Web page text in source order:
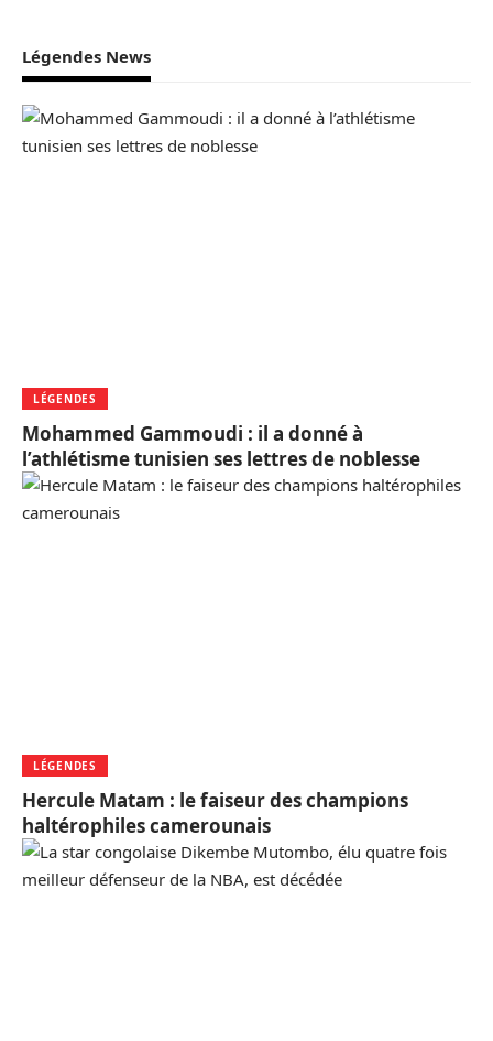
Légendes News
LÉGENDES
Mohammed Gammoudi : il a donné à
l’athlétisme tunisien ses lettres de noblesse
LÉGENDES
Hercule Matam : le faiseur des champions
haltérophiles camerounais